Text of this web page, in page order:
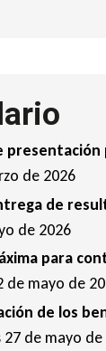
presentación
de 2026
de
de 2026
para
de mayo de
de los
27 de mayo de